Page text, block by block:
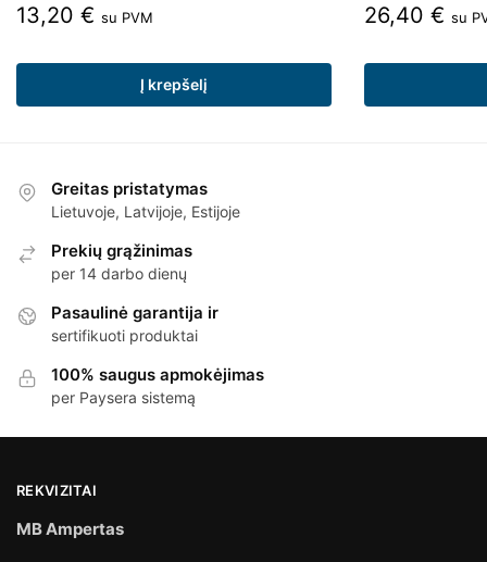
13,20 € su PVM
Į krepšelį
26,40 € su
Greitas pristatymas
Lietuvoje, Latvijoje, Estijoje
Prekių grąžinimas
per 14 darbo dienų
Pasaulinė garantija ir
sertifikuoti produktai
100% saugus apmokėjimas
per Paysera sistemą
REKVIZITAI
MB Ampertas